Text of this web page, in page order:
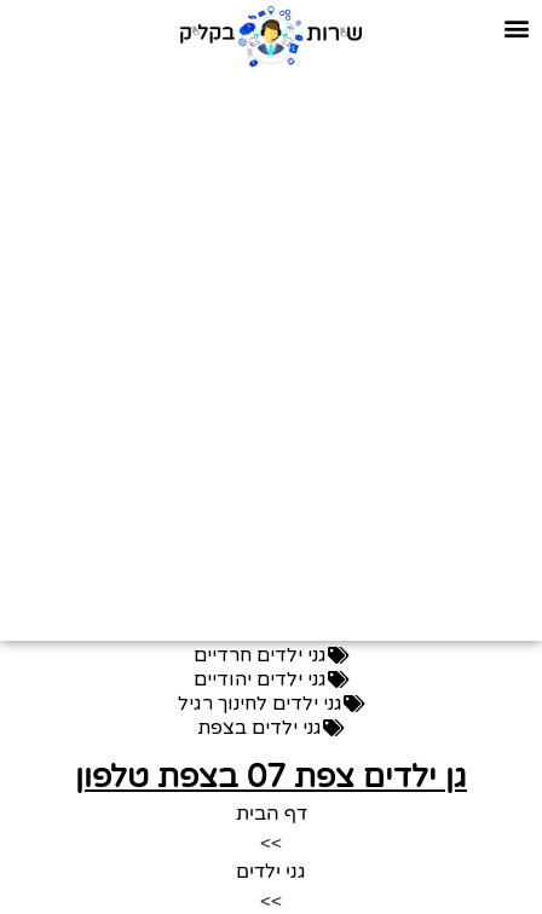
גני ילדים חרדיים
גני ילדים יהודיים
גני ילדים לחינוך רגיל
גני ילדים בצפת
גן ילדים צפת 07 בצפת טלפון
דף הבית
>>
גני ילדים
>>